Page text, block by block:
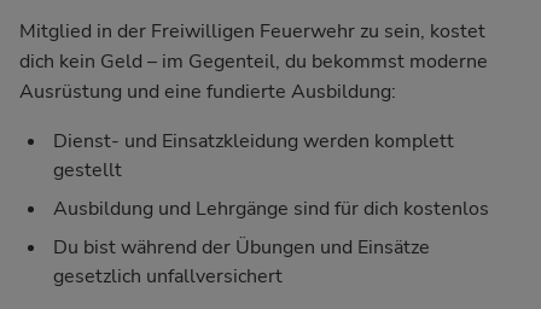
Mitglied in der Freiwilligen Feuerwehr zu sein, kostet
dich kein Geld – im Gegenteil, du bekommst moderne
Ausrüstung und eine fundierte Ausbildung:
Dienst- und Einsatzkleidung werden komplett
gestellt
Ausbildung und Lehrgänge sind für dich kostenlos
Du bist während der Übungen und Einsätze
gesetzlich unfallversichert